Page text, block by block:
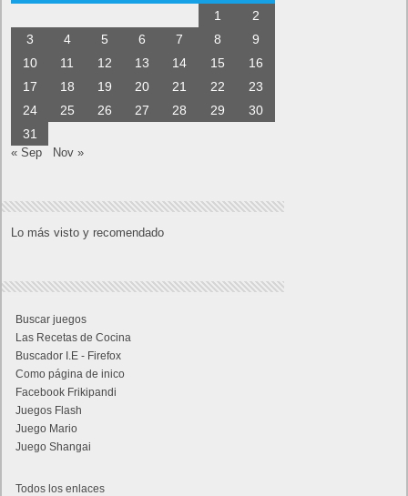
1
2
3
4 5 6 7 8
9
10
11 12 13 14 15
16
17
18 19 20 21 22
23
24
25 26 27 28 29
30
31
« Sep Nov »
Lo más visto y recomendado
Buscar juegos
Las Recetas de Cocina
Buscador I.E - Firefox
Como página de inico
Facebook Frikipandi
Juegos Flash
Juego Mario
Juego Shangai
Todos los enlaces